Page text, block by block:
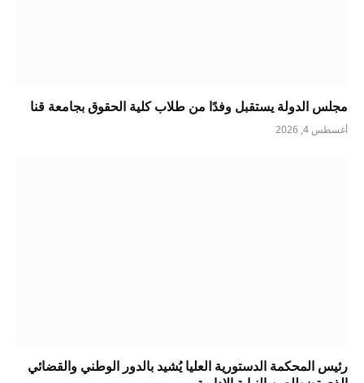
مجلس الدولة يستقبل وفدًا من طلاب كلية الحقوق بجامعة قنا
أغسطس 4, 2026
رئيس المحكمة الدستورية العليا يُشيد بالدور الوطني والقضائي